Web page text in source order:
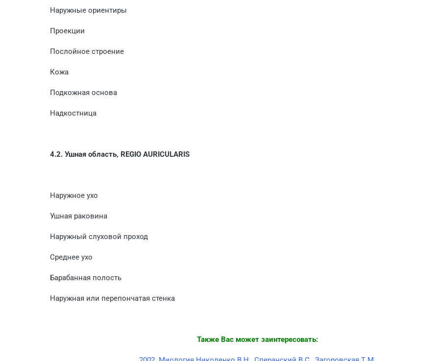
Наружные ориентиры
Проекции
Послойное строение
Кожа
Подкожная основа
Надкостница
4.2. Ушная область, REGIO AURICULARIS
Наружное ухо
Ушная раковина
Наружный слуховой проход
Среднее ухо
Барабанная полость
Наружная или перепончатая стенка
Также Вас может заинтересовать: